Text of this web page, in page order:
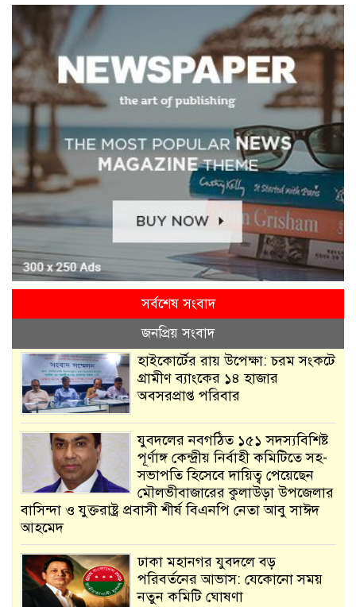
সর্বশেষ সংবাদ
জনপ্রিয় সংবাদ
হাইকোর্টের রায় উপেক্ষা: চরম সংকটে
গ্রামীণ ব্যাংকের ১৪ হাজার
অবসরপ্রাপ্ত পরিবার
যুবদলের নবগঠিত ১৫১ সদস্যবিশিষ্ট
পূর্ণাঙ্গ কেন্দ্রীয় নির্বাহী কমিটিতে সহ-
সভাপতি হিসেবে দায়িত্ব পেয়েছেন
মৌলভীবাজারের কুলাউড়া উপজেলার
বাসিন্দা ও যুক্তরাষ্ট্র প্রবাসী শীর্ষ বিএনপি নেতা আবু সাঈদ
আহমেদ
ঢাকা মহানগর যুবদলে বড়
পরিবর্তনের আভাস: যেকোনো সময়
নতুন কমিটি ঘোষণা